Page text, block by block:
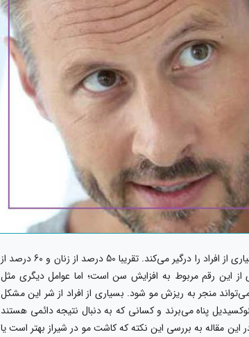
ریزش مو یکی از مشکلات شایع است که زن و مرد نمی‌شناسد و بسیاری از افراد را درگیر می‌کند. تقریبا 50 درصد از زنان و 60 درصد از
این رقم مربوط به افزایش سن است؛ اما عوامل دیگری مثل
منجر به ریزش مو شود. بسیاری از افراد از شر این مشکل
پناه می‌برند و کسانی که به دنبال نتیجه دائمی هستند
مقاله به بررسی این نکته که کاشت مو در شیراز بهتر است یا